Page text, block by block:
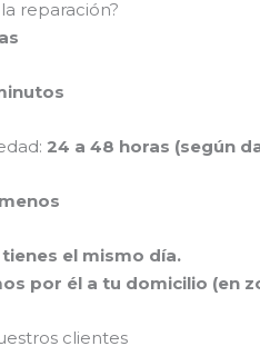
reparación?
24 a 48 horas (según
el mismo día.
por él a tu domicilio (en
clientes